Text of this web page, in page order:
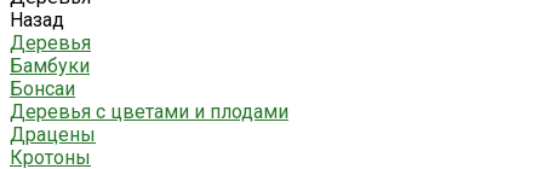
Назад
Деревья
Бамбуки
Бонсаи
Деревья с цветами и плодами
Драцены
Кротоны